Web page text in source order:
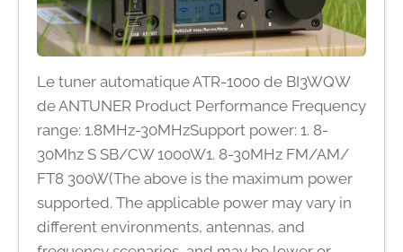
Le tuner automatique ATR-1000 de BI3WQW
de ANTUNER Product Performance Frequency
range: 1.8MHz-30MHzSupport power: 1. 8-
30Mhz S SB/CW 1000W1. 8-30MHz FM/AM/
FT8 300W(The above is the maximum power
supported. The applicable power may vary in
different environments, antennas, and